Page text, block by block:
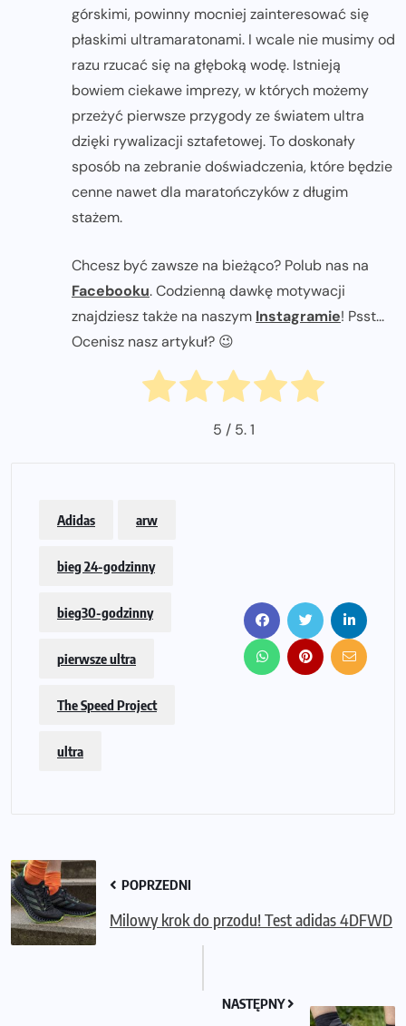
górskimi, powinny mocniej zainteresować się
płaskimi ultramaratonami. I wcale nie musimy od
razu rzucać się na głęboką wodę. Istnieją
bowiem ciekawe imprezy, w których możemy
przeżyć pierwsze przygody ze światem ultra
dzięki rywalizacji sztafetowej. To doskonały
sposób na zebranie doświadczenia, które będzie
cenne nawet dla maratończyków z długim
stażem.
Chcesz być zawsze na bieżąco? Polub nas na
Facebooku. Codzienną dawkę motywacji
znajdziesz także na naszym Instagramie! Psst...
Ocenisz nasz artykuł? 😉
5 / 5.1
Adidas arw
bieg 24-godzinny
bieg30-godzinny
pierwsze ultra
The Speed Project
ultra
POPRZEDNI
Milowy krok do przodu! Test adidas 4DFWD
NASTĘPNY